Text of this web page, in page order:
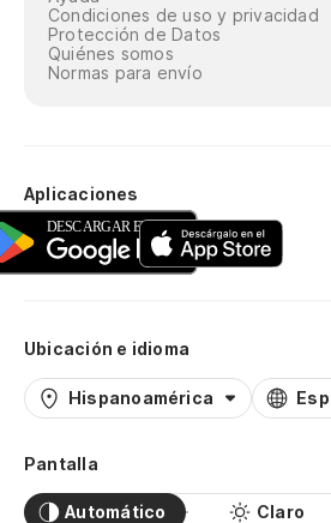
Condiciones de uso y privacidad
Protección de Datos
Quiénes somos
Normas para envío
Aplicaciones
Ubicación e idioma
Hispanoamérica
Pantalla
Automático Claro